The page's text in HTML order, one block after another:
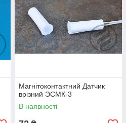
Магнітоконтактний Датчик
врізний ЭСМК-3
В наявності